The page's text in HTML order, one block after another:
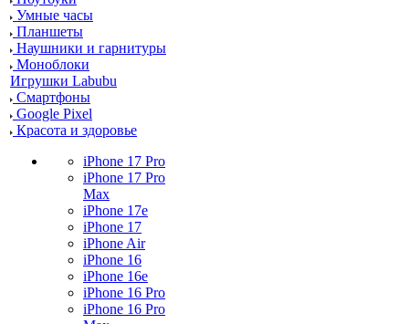
Умные часы
Планшеты
Наушники и гарнитуры
Моноблоки
Игрушки Labubu
Смартфоны
Google Pixel
Красота и здоровье
iPhone 17 Pro
iPhone 17 Pro
Max
iPhone 17e
iPhone 17
iPhone Air
iPhone 16
iPhone 16e
iPhone 16 Pro
iPhone 16 Pro